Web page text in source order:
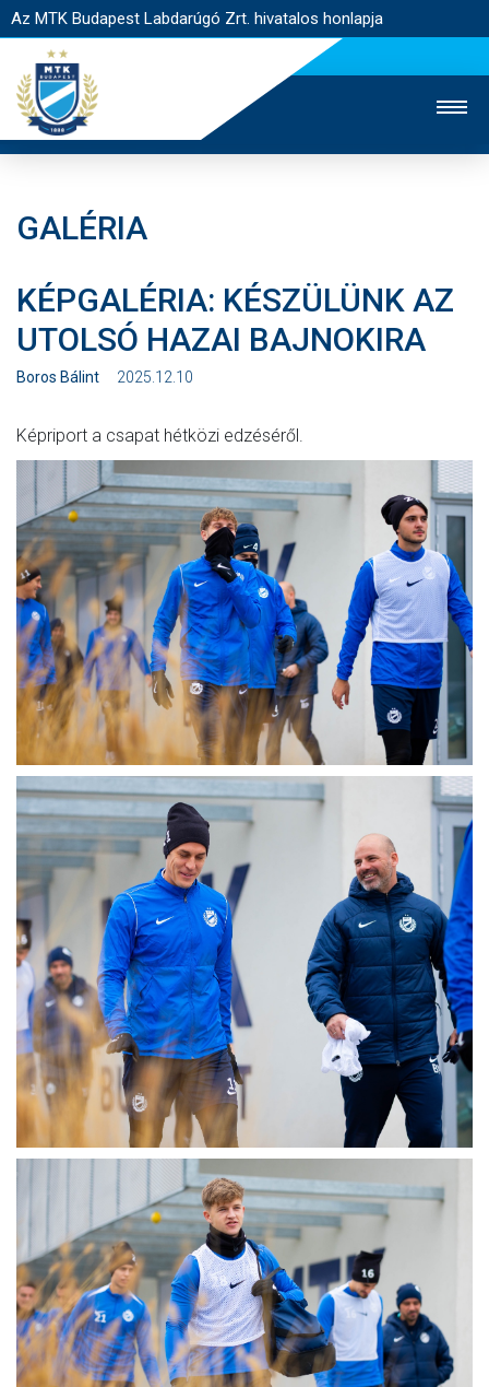
Az MTK Budapest Labdarúgó Zrt. hivatalos honlapja
JEGYÉRTÉKESÍTÉS
WEBSHOP
STADION
EGYESÜLET
KAPCSOLAT
HÍREK
CSAPATOK
MÉRKŐZÉSEK
KLUB
GALÉRIA
SZURKOLÓI ÉLMÉNYEK
AKKREDITÁCIÓ
GALÉRIA
KÉPGALÉRIA: KÉSZÜLÜNK AZ
UTOLSÓ HAZAI BAJNOKIRA
Boros Bálint 2025.12.10
Képriport a csapat hétközi edzéséről.